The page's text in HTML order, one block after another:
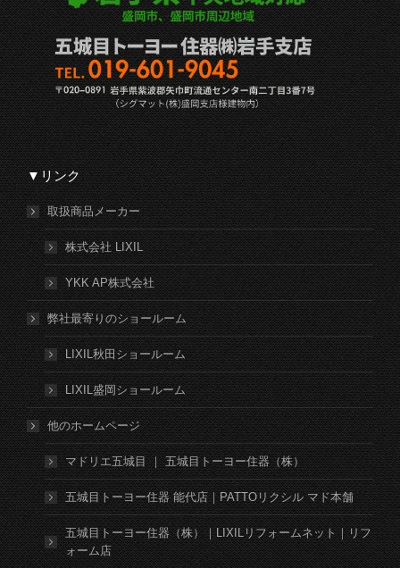
▼リンク
取扱商品メーカー
株式会社 LIXIL
YKK AP株式会社
弊社最寄りのショールーム
LIXIL秋田ショールーム
LIXIL盛岡ショールーム
他のホームページ
マドリエ五城目 ｜ 五城目トーヨー住器（株）
五城目トーヨー住器 能代店｜PATTOリクシル マド本舗
五城目トーヨー住器（株）｜LIXILリフォームネット｜リフ
ォーム店